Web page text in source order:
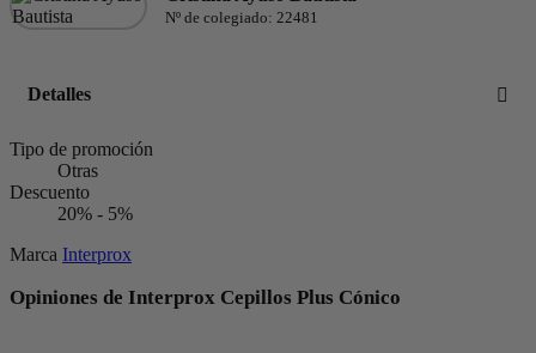
Nº de colegiado: 22481
Detalles
Tipo de promoción
Otras
Descuento
20% - 5%
Marca Interprox
Opiniones de Interprox Cepillos Plus Cónico